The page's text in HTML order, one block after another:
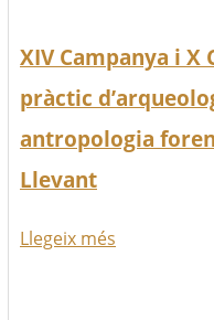
XIV Campanya i X
pràctic
antropologia
Llevant
Llegeix més